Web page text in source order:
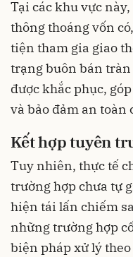
Tại các khu vực
thông thoáng vốn
tiện tham gia giao
trạng buôn bán
được khắc phục,
và bảo đảm an toàn
Kết hợp tuyên
Tuy nhiên, thực tế
trường hợp chưa tự
hiện tái lấn chiếm
những trường hợp
biện pháp xử lý